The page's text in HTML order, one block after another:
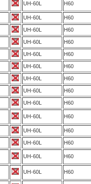
UH-60L H60
UH-60L H60
UH-60L H60
UH-60L H60
UH-60L H60
UH-60L H60
UH-60L H60
UH-60L H60
UH-60L H60
UH-60L H60
UH-60L H60
UH-60L H60
UH-60L H60
UH-60L H60